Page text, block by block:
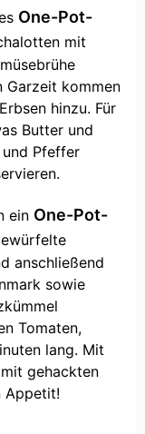
One-Pot-
mit
Garzeit kommen
hinzu. Für
Butter und
Pfeffer
ein One-Pot-
anschließend
sowie
Tomaten,
lang. Mit
gehackten
Appetit!